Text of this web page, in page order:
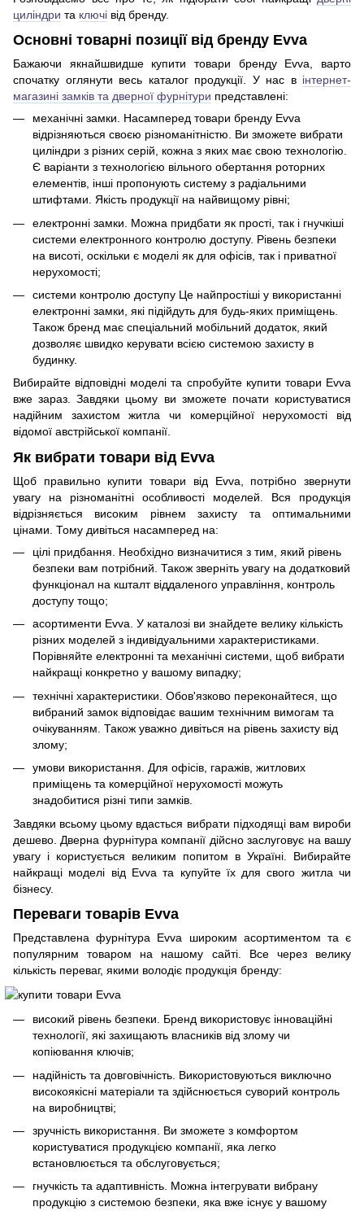
циліндри та ключі від бренду.
Основні товарні позиції від бренду Evva
Бажаючи якнайшвидше купити товари бренду Evva, варто
спочатку оглянути весь каталог продукції. У нас в інтернет-
магазині замків та дверної фурнітури представлені:
механічні замки. Насамперед товари бренду Evva
відрізняються своєю різноманітністю. Ви зможете вибрати
циліндри з різних серій, кожна з яких має свою технологію.
Є варіанти з технологією вільного обертання роторних
елементів, інші пропонують систему з радіальними
штифтами. Якість продукції на найвищому рівні;
електронні замки. Можна придбати як прості, так і гнучкіші
системи електронного контролю доступу. Рівень безпеки
на висоті, оскільки є моделі як для офісів, так і приватної
нерухомості;
системи контролю доступу Це найпростіші у використанні
електронні замки, які підійдуть для будь-яких приміщень.
Також бренд має спеціальний мобільний додаток, який
дозволяє швидко керувати всією системою захисту в
будинку.
Вибирайте відповідні моделі та спробуйте купити товари Evva
вже зараз. Завдяки цьому ви зможете почати користуватися
надійним захистом житла чи комерційної нерухомості від
відомої австрійської компанії.
Як вибрати товари від Evva
Щоб правильно купити товари від Evva, потрібно звернути
увагу на різноманітні особливості моделей. Вся продукція
відрізняється високим рівнем захисту та оптимальними
цінами. Тому дивіться насамперед на:
цілі придбання. Необхідно визначитися з тим, який рівень
безпеки вам потрібний. Також зверніть увагу на додатковий
функціонал на кшталт віддаленого управління, контроль
доступу тощо;
асортименти Evva. У каталозі ви знайдете велику кількість
різних моделей з індивідуальними характеристиками.
Порівняйте електронні та механічні системи, щоб вибрати
найкращі конкретно у вашому випадку;
технічні характеристики. Обов'язково переконайтеся, що
вибраний замок відповідає вашим технічним вимогам та
очікуванням. Також уважно дивіться на рівень захисту від
злому;
умови використання. Для офісів, гаражів, житлових
приміщень та комерційної нерухомості можуть
знадобитися різні типи замків.
Завдяки всьому цьому вдасться вибрати підходящі вам вироби
дешево. Дверна фурнітура компанії дійсно заслуговує на вашу
увагу і користується великим попитом в Україні. Вибирайте
найкращі моделі від Evva та купуйте їх для свого житла чи
бізнесу.
Переваги товарів Evva
Представлена ​​фурнітура Evva широким асортиментом та є
популярним товаром на нашому сайті. Все через велику
кількість переваг, якими володіє продукція бренду:
високий рівень безпеки. Бренд використовує інноваційні
технології, які захищають власників від злому чи
копіювання ключів;
надійність та довговічність. Використовуються виключно
високоякісні матеріали та здійснюється суворий контроль
на виробництві;
зручність використання. Ви зможете з комфортом
користуватися продукцією компанії, яка легко
встановлюється та обслуговується;
гнучкість та адаптивність. Можна інтегрувати вибрану
продукцію з системою безпеки, яка вже існує у вашому